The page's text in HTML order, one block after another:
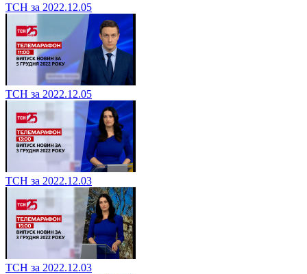
ТСН за 2022.12.05
ТСН за 2022.12.05
ТСН за 2022.12.03
ТСН за 2022.12.03